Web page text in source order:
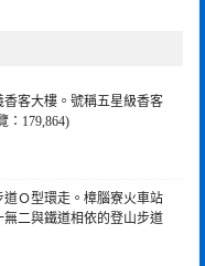
香客大樓。號稱五星級香客
：179,864)
道Ｏ型環走。樟腦寮火車站
二與鐵道相依的登山步道